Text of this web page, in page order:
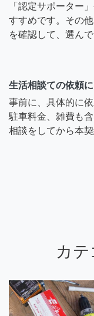
「認定サポーター
すすめです。その
を確認して、選んで
生活相談ての依頼
事前に、具体的に
駐車料金、雑費も
相談をしてから本
カ